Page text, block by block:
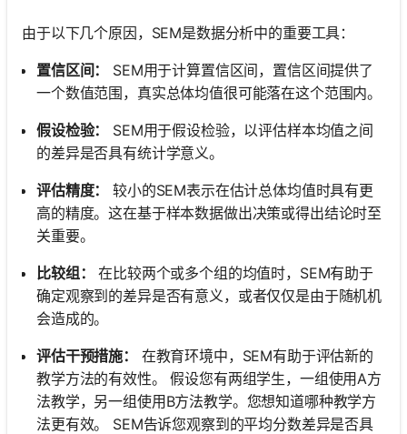
由于以下几个原因，SEM是数据分析中的重要工具：
置信区间：
SEM用于计算置信区间，置信区间提供了
一个数值范围，真实总体均值很可能落在这个范围内。
假设检验：
SEM用于假设检验，以评估样本均值之间
的差异是否具有统计学意义。
评估精度：
较小的SEM表示在估计总体均值时具有更
高的精度。这在基于样本数据做出决策或得出结论时至
关重要。
比较组：
在比较两个或多个组的均值时，SEM有助于
确定观察到的差异是否有意义，或者仅仅是由于随机机
会造成的。
评估干预措施：
在教育环境中，SEM有助于评估新的
教学方法的有效性。 假设您有两组学生，一组使用A方
法教学，另一组使用B方法教学。您想知道哪种教学方
法更有效。 SEM告诉您观察到的平均分数差异是否具